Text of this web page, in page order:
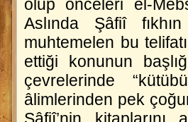
olup önceleri el-
Aslında Şâfiî
muhtemelen bu
ettiği konunun
çevrelerinde
âlimlerinden pek